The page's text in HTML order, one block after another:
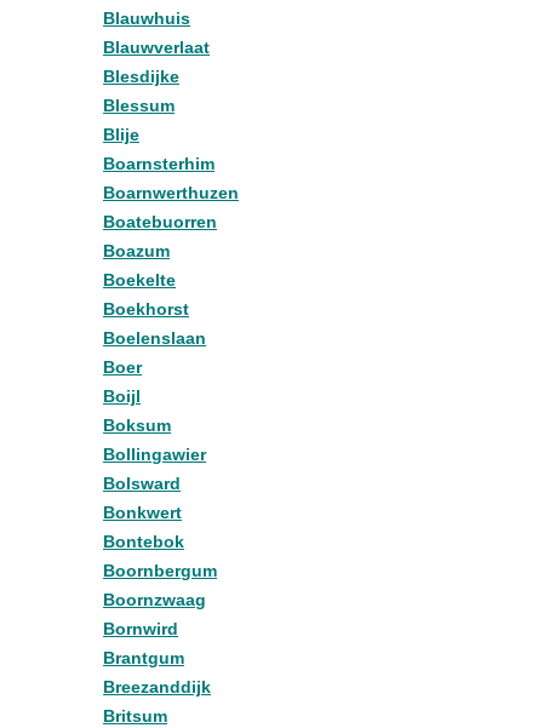
Blauwhuis
Blauwverlaat
Blesdijke
Blessum
Blije
Boarnsterhim
Boarnwerthuzen
Boatebuorren
Boazum
Boekelte
Boekhorst
Boelenslaan
Boer
Boijl
Boksum
Bollingawier
Bolsward
Bonkwert
Bontebok
Boornbergum
Boornzwaag
Bornwird
Brantgum
Breezanddijk
Britsum